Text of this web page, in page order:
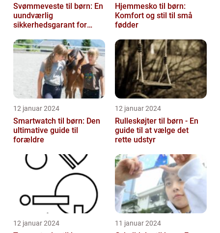
Svømmeveste til børn: En
uundværlig
sikkerhedsgarant for
Hjemmesko til børn:
Komfort og stil til små
fødder
12 januar 2024
Smartwatch til børn: Den
ultimative guide til
forældre
12 januar 2024
Rulleskøjter til børn - En
guide til at vælge det
rette udstyr
12 januar 2024 11 januar 2024